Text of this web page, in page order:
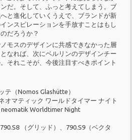
だ。そして、ふっと考えてしまう。ブ
と進化していくうえで、ブランドが新
ンスピレーションを手放すことはもし
だろうか？
モスのデザインに共感できなかった層
なれば、次にベルリンのデザインチー
それこそが、今後注目すべきポイント
テ（Nomos Glashütte）
オマティック ワールドタイマー ナイト
Worldtimer Night
（グリッド）、790.S9（ベクタ